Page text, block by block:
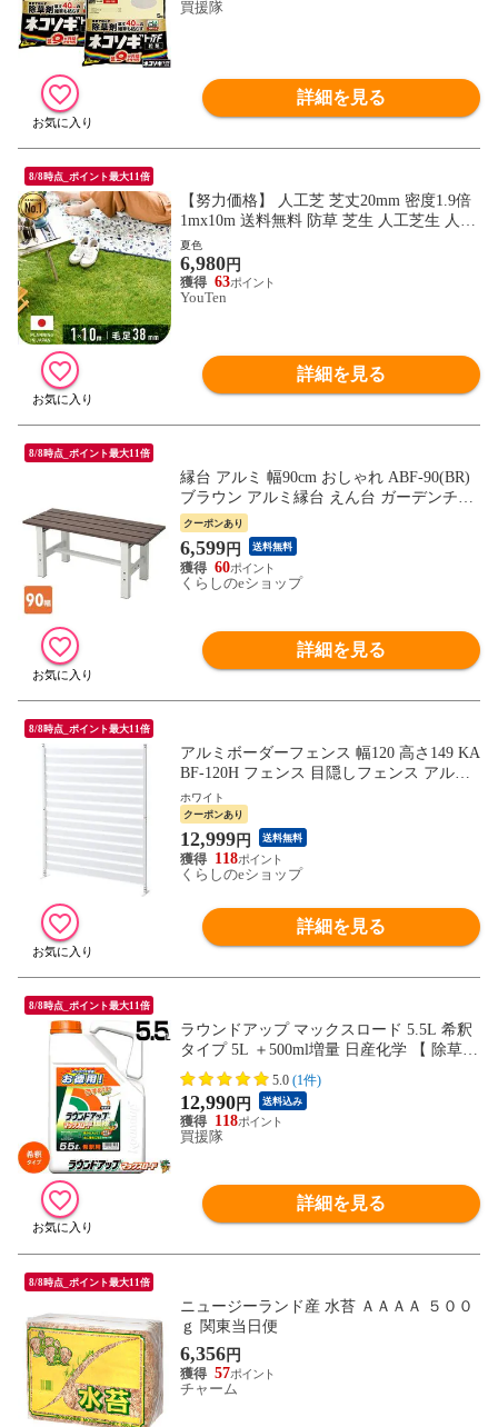
サ ススキ スギナ 頑固な雑草も枯らす 雑草
買援隊
詳細を見る
8/8時点_ポイント最大11倍
【努力価格】 人工芝 芝丈20mm 密度1.9倍
1mx10m 送料無料 防草 芝生 人工芝生 人口
芝 防草シート 人工芝リアル ガーデニング
ガーデン ベランダ バルコニー 屋上 テラス
ロール ピン
夏色
6,980円
63
YouTen
詳細を見る
8/8時点_ポイント最大11倍
縁台 アルミ 幅90cm おしゃれ ABF-90(BR)
ブラウン アルミ縁台 えん台 ガーデンチェ
ア ガーデンベンチ 山善 YAMAZEN ガーデ
ンマスター 【送料無料】
クーポンあり
6,599円 送料無料
60
くらしのeショップ
詳細を見る
8/8時点_ポイント最大11倍
アルミボーダーフェンス 幅120 高さ149 KA
BF-120H フェンス 目隠しフェンス アルミ
ルーバー 衝立 屋外 固定金具 おしゃれ 山
善 YAMAZEN ガーデンマスター 【送料無
料】
ホワイト
クーポンあり
12,999円 送料無料
118
くらしのeショップ
詳細を見る
8/8時点_ポイント最大11倍
ラウンドアップ マックスロード 5.5L 希釈
タイプ 5L ＋500ml増量 日産化学 【 除草剤
グリホサート 原液 農薬 ガーデニング 雑草
対策 雑草対策 園芸 薬剤 薬 安心 ミカン 果
樹 経済的 噴霧器 散布】【おしゃれ おすす
め】
5.0 (1件)
12,990円 送料込み
118
買援隊
詳細を見る
8/8時点_ポイント最大11倍
ニュージーランド産 水苔 ＡＡＡＡ ５００
ｇ 関東当日便
6,356円
57
チャーム